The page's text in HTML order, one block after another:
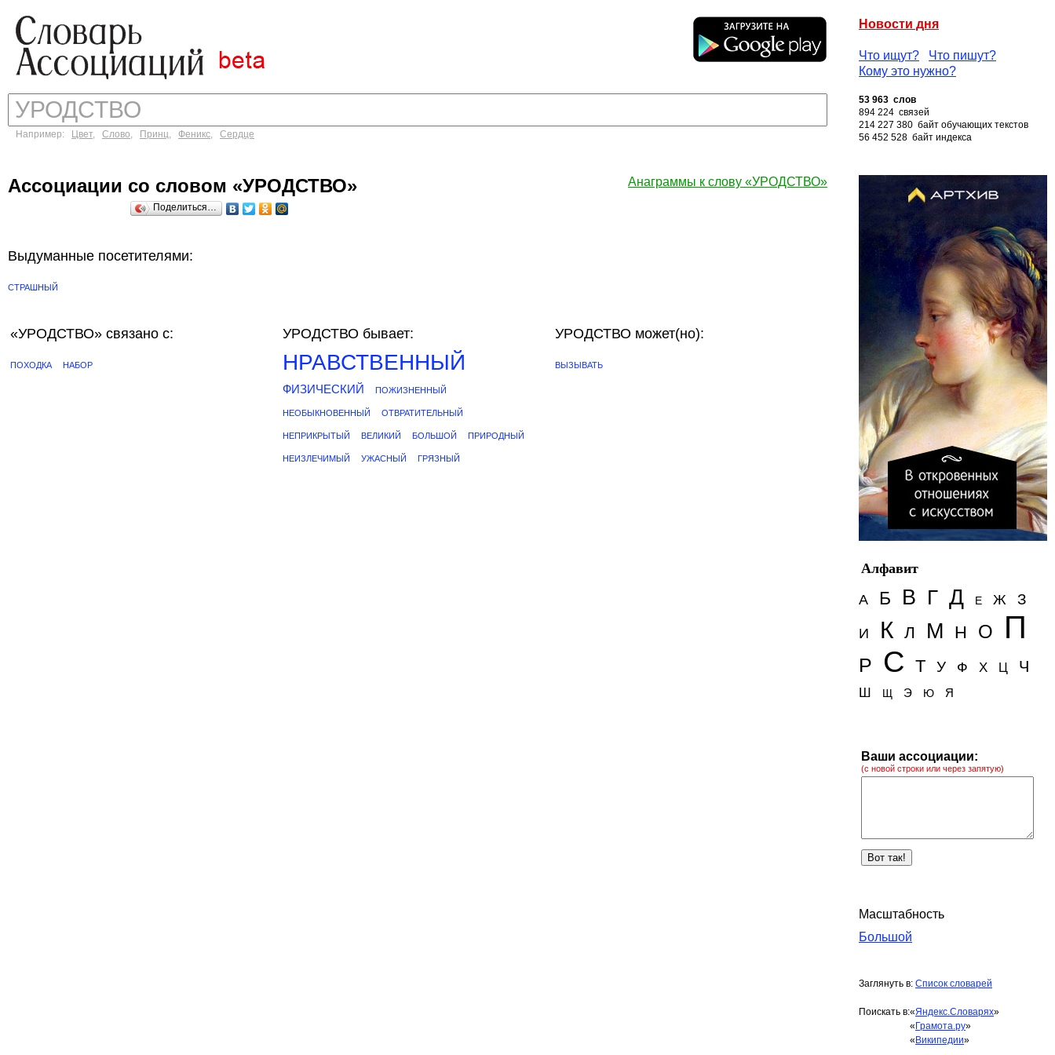
Новости дня
Что ищут?
Что пишут?
Кому это нужно?
Например: Цвет, Слово, Принц, Феникс, Сердце
53 963 слов
894 224 связей
214 227 380 байт обучающих текстов
56 452 528 байт индекса
Анаграммы к слову «УРОДСТВО»
Ассоциации со словом «УРОДСТВО»
Поделиться…
Выдуманные посетителями:
СТРАШНЫЙ
«УРОДСТВО» связано с:
ПОХОДКА НАБОР
УРОДСТВО бывает:
НРАВСТВЕННЫЙ
ФИЗИЧЕСКИЙ ПОЖИЗНЕННЫЙ
НЕОБЫКНОВЕННЫЙ ОТВРАТИТЕЛЬНЫЙ
НЕПРИКРЫТЫЙ ВЕЛИКИЙ БОЛЬШОЙ ПРИРОДНЫЙ
НЕИЗЛЕЧИМЫЙ УЖАСНЫЙ ГРЯЗНЫЙ
УРОДСТВО может(но):
ВЫЗЫВАТЬ
Алфавит
А
Б В Г Д Е Ж З
И К Л М Н О П
Р С Т У Ф Х Ц Ч
Ш Щ Э Ю Я
Ваши ассоциации:
(с новой строки или через запятую)
Масштабность
Большой
Заглянуть в: Список словарей
Поискать в:«Яндекс.Словарях»
« Грамота.ру»
« Википедии»